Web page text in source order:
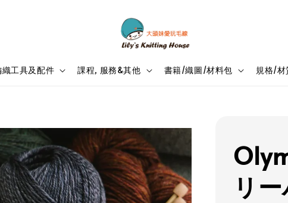
織工具及配件 課程, 服務&其他 書籍/織圖/材料包 規格/
リ